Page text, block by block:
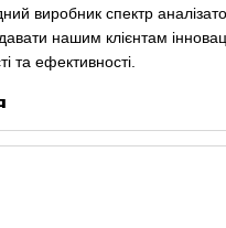
виробник спектр
нашим клієнтам
та ефективності.